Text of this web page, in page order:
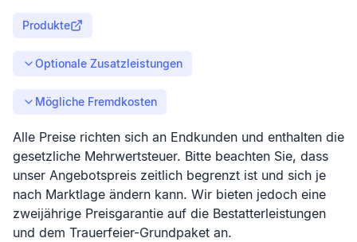
Produkte
Optionale Zusatzleistungen
Mögliche Fremdkosten
Alle Preise richten sich an Endkunden und enthalten die
gesetzliche Mehrwertsteuer. Bitte beachten Sie, dass
unser Angebotspreis zeitlich begrenzt ist und sich je
nach Marktlage ändern kann. Wir bieten jedoch eine
zweijährige Preisgarantie auf die Bestatterleistungen
und dem Trauerfeier-Grundpaket an.